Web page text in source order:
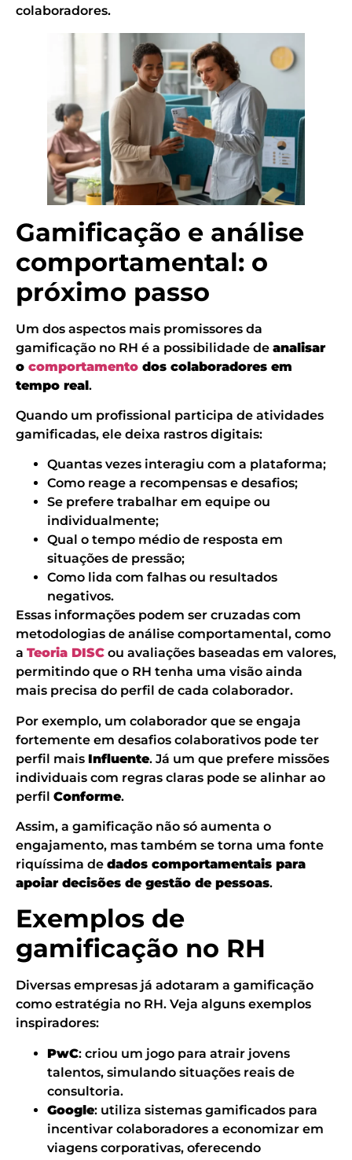
colaboradores.
Gamificação e análise
comportamental: o
próximo passo
Um dos aspectos mais promissores da
gamificação no RH é a possibilidade de analisar
o comportamento dos colaboradores em
tempo real.
Quando um profissional participa de atividades
gamificadas, ele deixa rastros digitais:
Quantas vezes interagiu com a plataforma;
Como reage a recompensas e desafios;
Se prefere trabalhar em equipe ou
individualmente;
Qual o tempo médio de resposta em
situações de pressão;
Como lida com falhas ou resultados
negativos.
Essas informações podem ser cruzadas com
metodologias de análise comportamental, como
a Teoria DISC ou avaliações baseadas em valores,
permitindo que o RH tenha uma visão ainda
mais precisa do perfil de cada colaborador.
Por exemplo, um colaborador que se engaja
fortemente em desafios colaborativos pode ter
perfil mais Influente. Já um que prefere missões
individuais com regras claras pode se alinhar ao
perfil Conforme.
Assim, a gamificação não só aumenta o
engajamento, mas também se torna uma fonte
riquíssima de dados comportamentais para
apoiar decisões de gestão de pessoas.
Exemplos de
gamificação no RH
Diversas empresas já adotaram a gamificação
como estratégia no RH. Veja alguns exemplos
inspiradores:
PwC: criou um jogo para atrair jovens
talentos, simulando situações reais de
consultoria.
Google: utiliza sistemas gamificados para
incentivar colaboradores a economizar em
viagens corporativas, oferecendo